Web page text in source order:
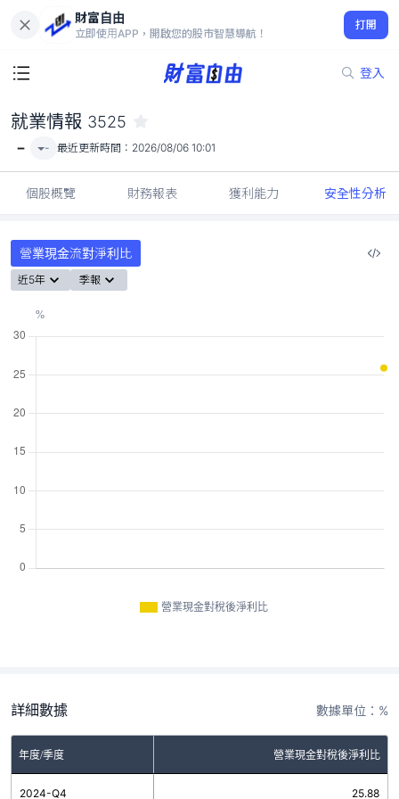
財富自由
立即使用APP，開啟您的股市智慧導航！
打開
登入
-
就業情報 3525
- - 最近更新時間： 2026/08/06 10:01
個股概覽 財務報表 獲利能力 安全性分析
營業現金流對淨利比
近5年 季報
營業現金對稅後淨利比
詳細數據 數據單位：%
年度/季度 營業現金對稅後淨利比
2024-Q4 25.88